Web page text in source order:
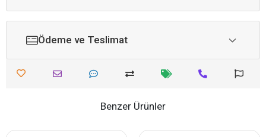
Ödeme ve Teslimat
Benzer Ürünler